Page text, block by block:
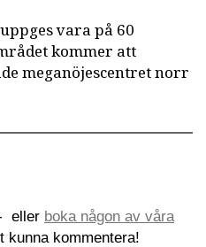
vara på 60
kommer att
meganöjescentret norr
eller boka någon av våra
kunna kommentera!